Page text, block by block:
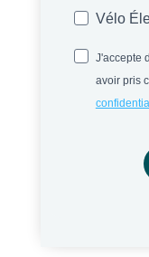
Vélo
J'accepte
avoir pris